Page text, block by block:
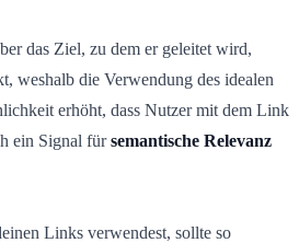
das Ziel, zu dem er geleitet wird,
weshalb die Verwendung des idealen
erhöht, dass Nutzer mit dem Link
ein Signal fürsemantische Relevanz
Links verwendest, sollte so